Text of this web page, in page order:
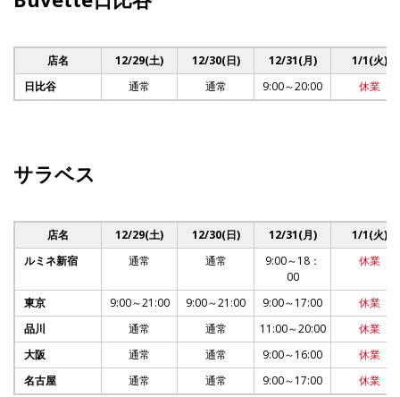
店名 12/29(土) 12/30(日) 12/31(月)
1/1(火)
日比谷
通常 通常 9:00～20:00 休業
サラベス
店名 12/29(土) 12/30(日) 12/31(月)
1/1(火)
ルミネ新宿
通常 通常
9:00～18：
00
休業
東京 9:00～21:00 9:00～21:00 9:00～17:00
休業
品川
通常 通常 11:00～20:00
休業
大阪
通常 通常 9:00～16:00
休業
名古屋
通常 通常 9:00～17:00 休業